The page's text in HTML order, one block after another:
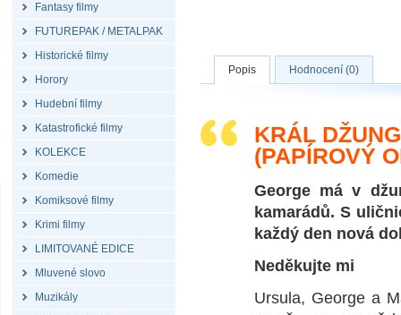
Fantasy filmy
FUTUREPAK / METALPAK
Historické filmy
Horory
Hudební filmy
Katastrofické filmy
KOLEKCE
Komedie
Komiksové filmy
Krimi filmy
LIMITOVANÉ EDICE
Mluvené slovo
Muzikály
Popis Hodnocení (0)
KRÁL
(PAPÍROVÝ
George má v
kamarádů. S
každý den nová
Neděkujte mi
Ursula, George a